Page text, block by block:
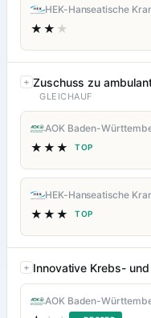
HEK-Hanseatische
★★ ★
Zuschuss zu
GLEICHAUF
AOK Baden-
★★★ TOP
HEK-Hanseatische
★★★ TOP
Innovative Krebs-
AOK Baden-